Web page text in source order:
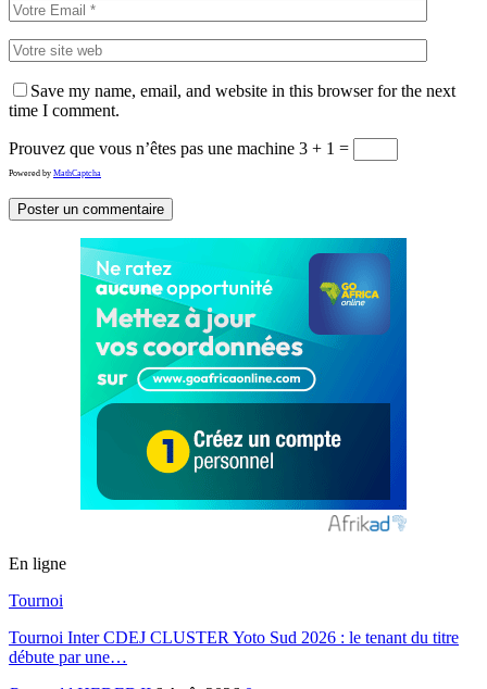
Save my name, email, and website in this browser for the next
time I comment.
Prouvez que vous n’êtes pas une machine 3 + 1 =
Powered by MathCaptcha
En ligne
Tournoi
Tournoi Inter CDEJ CLUSTER Yoto Sud 2026 : le tenant du titre
débute par une…